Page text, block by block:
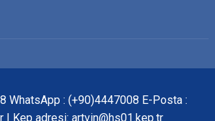
WhatsApp : (+90)4447008 E-Posta :
| Kep adresi: artvin@hs01.kep.tr